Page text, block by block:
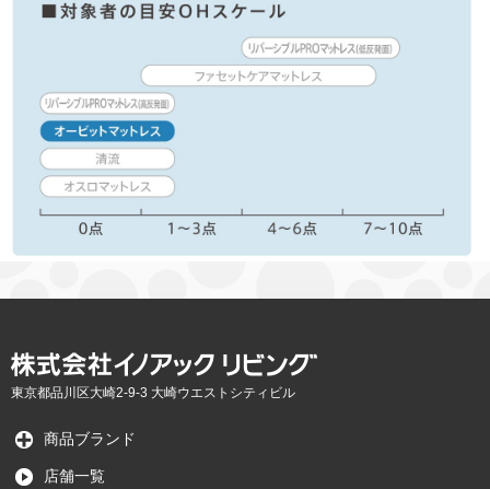
東京都品川区大崎2-9-3 大崎ウエストシティビル
商品ブランド
店舗一覧